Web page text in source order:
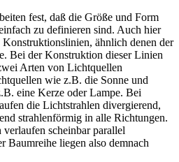
fest, daß die Größe und Form
zu definieren sind. Auch hier
ähnlich denen der
Bei der Konstruktion dieser Linien
Arten von Lichtquellen
wie z.B. die Sonne und
eine Kerze oder Lampe. Bei
die Lichtstrahlen divergierend,
strahlenförmig in alle Richtungen.
scheinbar parallel
Baumreihe liegen also demnach